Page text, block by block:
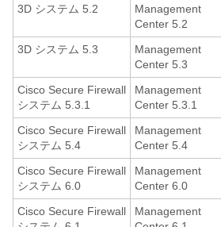
3D システム 5.2
Management
Center 5.2
3D システム 5.3
Management
Center 5.3
Cisco Secure Firewall
システム 5.3.1
Management
Center 5.3.1
Cisco Secure Firewall
システム 5.4
Management
Center 5.4
Cisco Secure Firewall
システム 6.0
Management
Center 6.0
Cisco Secure Firewall
Management